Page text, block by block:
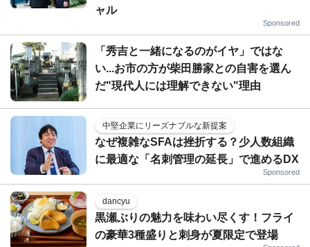
ャル
Sponsored
「秀吉と一緒になるのがイヤ」ではな
い...お市の方が柴田勝家との自害を選ん
だ"現代人には理解できない"理由
中堅企業にリーズナブルな新提案
なぜ複雑なSFAは挫折する？少人数組織
に最適な「名刺管理の延長」で進めるDX
Sponsored
dancyu
黒瀬ぶりの魅力を味わい尽くす！フライ
の豪華3種盛りと刺身が夏限定で登場